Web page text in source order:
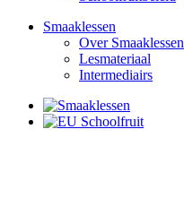
Smaaklessen
Over Smaaklessen
Lesmateriaal
Intermediairs